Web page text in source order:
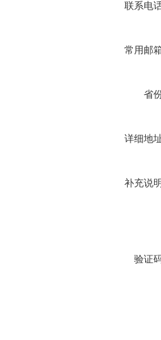
联系电
常用邮
省
详细地
补充说
验证